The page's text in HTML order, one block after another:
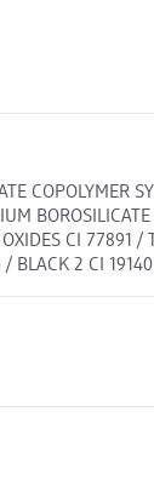
COPOLYMER
CI 77891
2 CI